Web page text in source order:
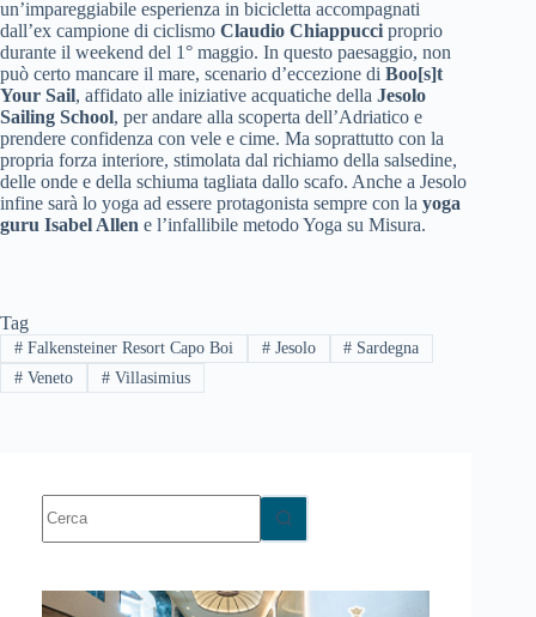
un’impareggiabile esperienza in bicicletta accompagnati
dall’ex campione di ciclismo Claudio Chiappucci proprio
durante il weekend del 1° maggio. In questo paesaggio, non
può certo mancare il mare, scenario d’eccezione di Boo[s]t
Your Sail, affidato alle iniziative acquatiche della Jesolo
Sailing School, per andare alla scoperta dell’Adriatico e
prendere confidenza con vele e cime. Ma soprattutto con la
propria forza interiore, stimolata dal richiamo della salsedine,
delle onde e della schiuma tagliata dallo scafo. Anche a Jesolo
infine sarà lo yoga ad essere protagonista sempre con la yoga
guru Isabel Allen e l’infallibile metodo Yoga su Misura.
Tag
#Falkensteiner Resort Capo Boi #Jesolo # Sardegna
#Veneto #Villasimius
risultato